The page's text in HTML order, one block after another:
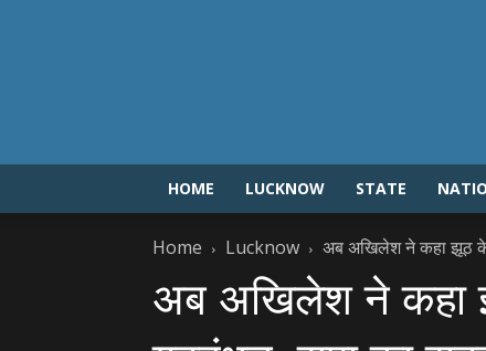
HOME LUCKNOW STATE
Home Lucknow अब अखिलेश ने कहा झूठ के
अब अखिलेश ने कहा